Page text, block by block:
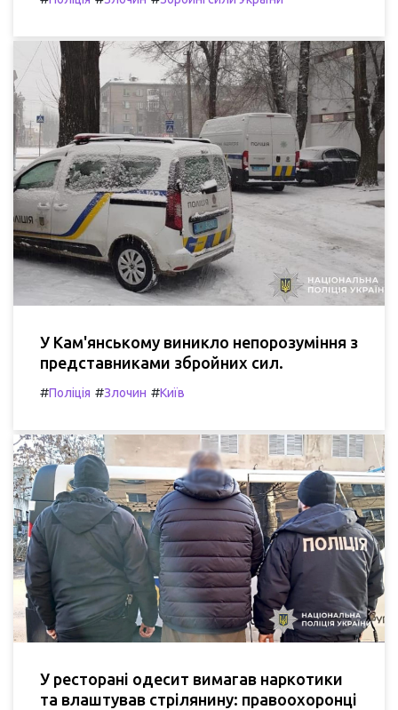
У Кам'янському виникло непорозуміння з
представниками збройних сил.
#Поліція #Злочин #Київ
У ресторані одесит вимагав наркотики
та влаштував стрілянину: правоохоронці